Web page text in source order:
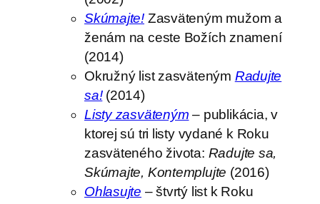
Skúmajte! Zasväteným mužom a
ženám na ceste Božích znamení
(2014)
Okružný list zasväteným Radujte
sa!(2014)
Listy zasväteným – publikácia, v
ktorej sú tri listy vydané k Roku
zasväteného života: Radujte sa,
Skúmajte, Kontemplujte (2016)
Ohlasujte – štvrtý list k Roku